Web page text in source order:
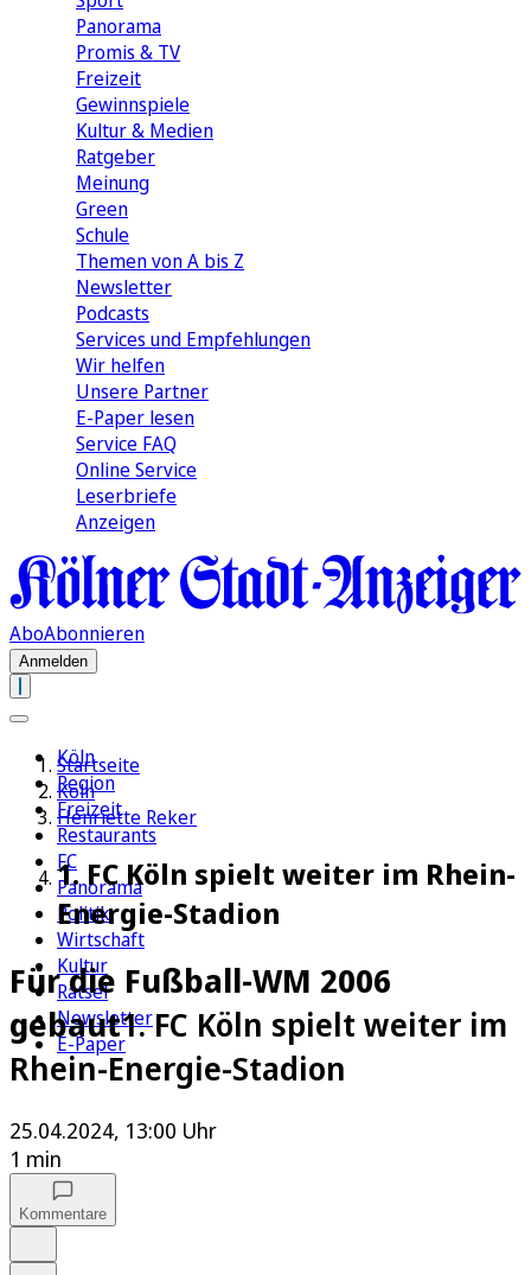
Panorama
Promis & TV
Freizeit
Gewinnspiele
Kultur & Medien
Ratgeber
Meinung
Green
Schule
Themen von A bis Z
Newsletter
Podcasts
Services und Empfehlungen
Wir helfen
Unsere Partner
E-Paper lesen
Service FAQ
Online Service
Leserbriefe
Anzeigen
AboAbonnieren
Anmelden
Köln
Region
Freizeit
Restaurants
FC
Panorama
Politik
Wirtschaft
Kultur
Rätsel
Newsletter
E-Paper
Startseite
Köln
Henriette Reker
1. FC Köln spielt weiter im Rhein-
Energie-Stadion
Für die Fußball-WM 2006
gebaut1. FC Köln spielt weiter im
Rhein-Energie-Stadion
25.04.2024, 13:00 Uhr
1 min
Kommentare